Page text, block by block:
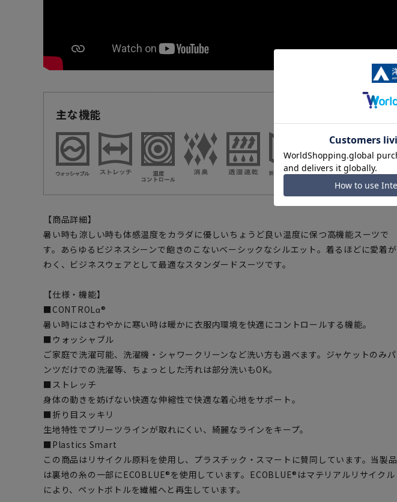
主な機能
【商品詳細】
暑い時も涼しい時も体感温度をカラダに優しいちょうど良い温度に保つ高機能スーツで
す。あらゆるビジネスシーンで飽きのこないベーシックなシルエット。着るほどに愛着が
わく、ビジネスウェアとして最適なスタンダードスーツです。
【仕様・機能】
■CONTROLα®
暑い時にはさわやかに寒い時は暖かに衣服内環境を快適にコントロールする機能。
■ウォッシャブル
ご家庭で洗濯可能、洗濯機・シャワークリーンなど洗い方も選べます。ジャケットのみパ
ンツだけでの洗濯等、ちょっとした汚れは部分洗いもOK。
■ストレッチ
身体の動きを妨げない快適な伸縮性で快適な着心地をサポート。
■折り目スッキリ
生地特性でプリーツラインが取れにくい、綺麗なラインをキープ。
■Plastics Smart
この商品はリサイクル原料を使用し、プラスチック・スマートに賛同しています。当製品
は裏地の糸の一部にECOBLUE®を使用しています。ECOBLUE®はマテリアルリサイクル
により、ペットボトルを繊維へと再生しています。